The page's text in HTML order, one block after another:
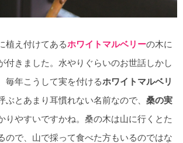
植え付けてあるホワイトマルベリーの木に
付きました。水やりぐらいのお世話しかし
毎年こうして実を付けるホワイトマルベリ
ぶとあまり耳慣れない名前なので、 桑の実
りやすいですかね。桑の木は山に行くとた
ので、山で採って食べた方もいるのではな